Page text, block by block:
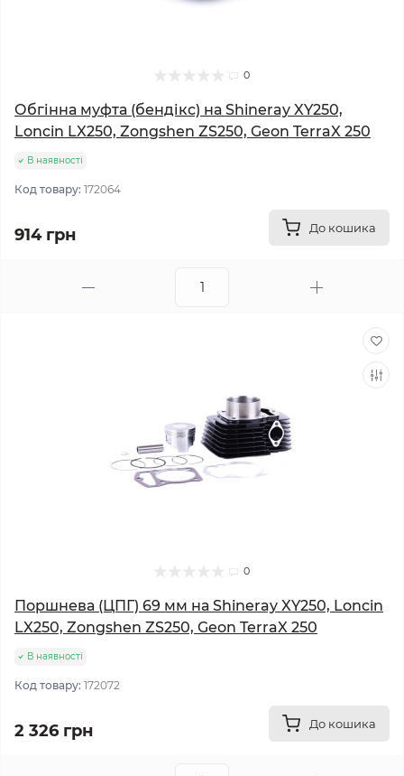
0
Обгінна муфта (бендікс) на Shineray XY250,
Loncin LX250, Zongshen ZS250, Geon TerraX 250
В наявності
Код товару: 172064
914 грн До кошика
0
Поршнева (ЦПГ) 69 мм на Shineray XY250, Loncin
LX250, Zongshen ZS250, Geon TerraX 250
В наявності
Код товару: 172072
2 326 грн До кошика